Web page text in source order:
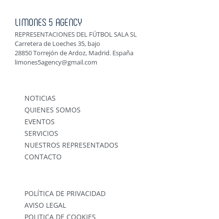
LIMONES 5 AGENCY
REPRESENTACIONES DEL FÚTBOL SALA SL
Carretera de Loeches 35, bajo
28850 Torrejón de Ardoz, Madrid. España
limones5agency@gmail.com
NOTICIAS
QUIENES SOMOS
EVENTOS
SERVICIOS
NUESTROS REPRESENTADOS
CONTACTO
POLÍTICA DE PRIVACIDAD
AVISO LEGAL
POLITICA DE COOKIES